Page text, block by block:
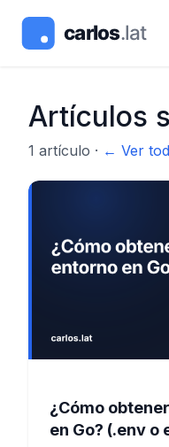
Artículos
1 artículo · ← Ver
¿Cómo
en Go? (.env o